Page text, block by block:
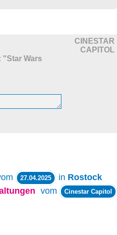
CINESTAR
CAPITOL
27.04.2025 in Rostock
vom Cinestar Capitol